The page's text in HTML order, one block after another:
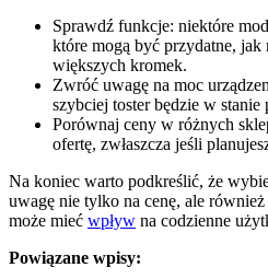
Sprawdź funkcje: niektóre
które mogą być przydatne, jak
większych kromek.
Zwróć uwagę na moc
szybciej toster będzie w
Porównaj ceny w różnych
ofertę, zwłaszcza jeśli
Na koniec warto podkreślić, że
uwagę nie tylko na cenę, ale
może mieć wpływ na codzienne
Powiązane wpisy: